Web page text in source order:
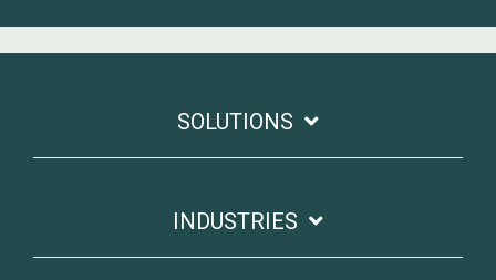
SOLUTIONS
INDUSTRIES